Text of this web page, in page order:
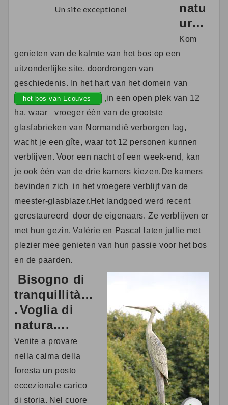
Un site exceptionel
natu
ur…
Kom
genieten van de kalmte van het bos op een
uitzonderlijke site, doordrongen van
geschiedenis. In het hart van het domein van
het bos van Ecouves ,in een open plek van 12
ha, waar vroeger één van de grootste
glasfabrieken van Normandië verborgen lag,
wacht je een gîte, waar tot 12 personen kunnen
verblijven. Voor een nacht of een week-end, kan
je ook één van de drie kamers kiezen.De kamers
bevinden zich in het vroegere verblijf van de
meester-glasblazer.Het landgoed werd recent
gerestaureerd door de eigenaars. Ze verblijven er
met hun gezin. Valérie en Pascal laten jullie met
plezier mee genieten van hun passie voor het bos
en de paarden.
Bisogno di
tranquillità…
. Voglia di
natura….
Venite a provare
nella calma della
foresta un posto
eccezionale carico
di storia. Nel cuore